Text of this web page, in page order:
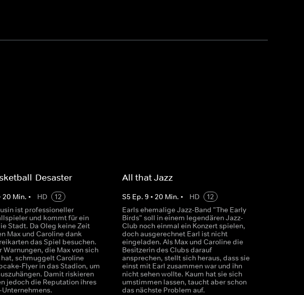
Desaster
20 Min. • HD
12
ist professioneller
und kommt für ein
Stadt. Da Oleg keine Zeit
Max und Caroline dank
das Spiel besuchen.
Warnungen, die Max von sich
schmuggelt Caroline
Flyer in das Stadion, um
Damit riskieren
jedoch die Reputation ihres
All that Jazz
S5 Ep. 9• 20 Min. • HD
12
Earls ehemalige Jazz-Band "The Early
Birds" soll in einem legendären Jazz-
Club noch einmal ein Konzert spielen,
doch ausgerechnet Earl ist nicht
eingeladen. Als Max und Caroline die
Besitzerin des Clubs darauf
ansprechen, stellt sich heraus, dass sie
einst mit Earl zusammen war und ihn
nicht sehen wollte. Kaum hat sie sich
umstimmen lassen, taucht aber schon
das nächste Problem auf.